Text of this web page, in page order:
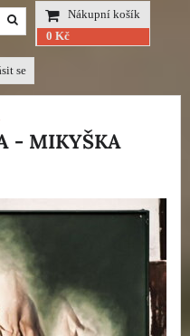
Nákupní košík
0 Kč
se
- MIKYŠKA